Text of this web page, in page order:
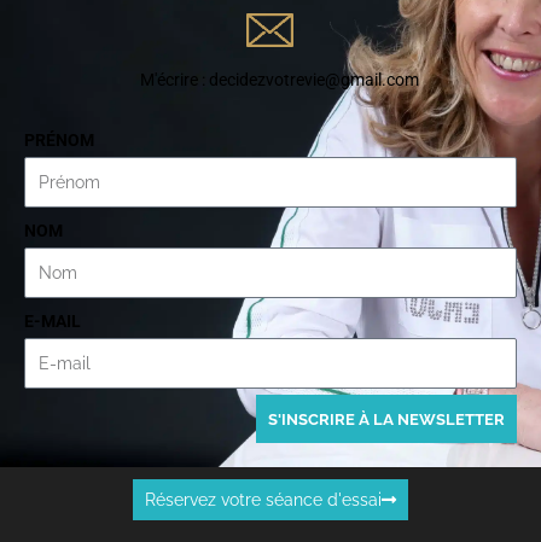
M'écrire : decidezvotrevie@gmail.com
PRÉNOM
NOM
E-MAIL
S'INSCRIRE À LA NEWSLETTER
Réservez votre séance d'essai